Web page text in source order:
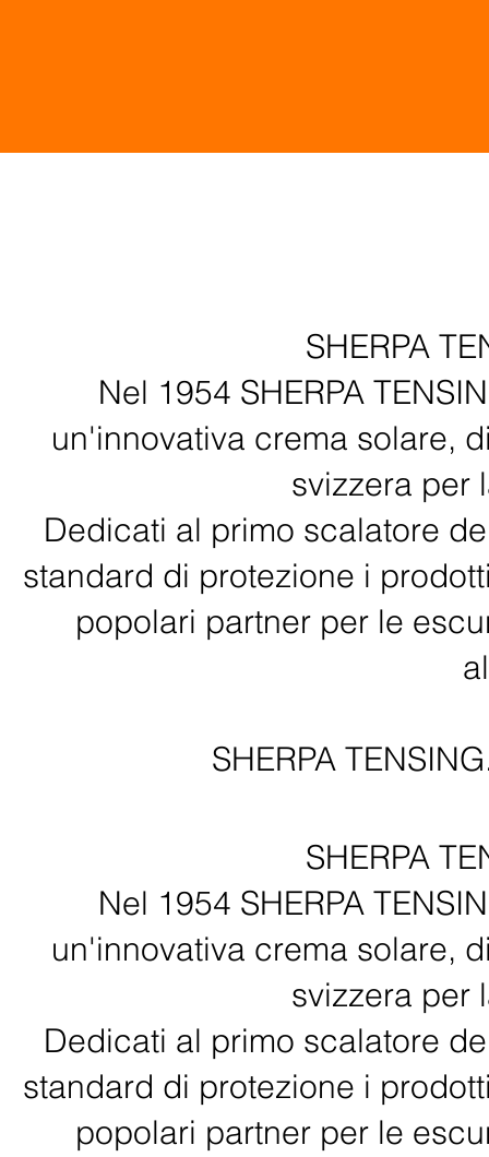
SHERPA
Nel 1954 SHERPA
un'innovativa crema solare,
svizzera per
Dedicati al primo scalatore
standard di protezione i
popolari partner per le
SHERPA
SHERPA
Nel 1954 SHERPA
un'innovativa crema solare,
svizzera per
Dedicati al primo scalatore
standard di protezione i
popolari partner per le